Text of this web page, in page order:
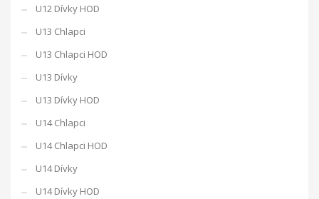
U12 Dívky HOD
U13 Chlapci
U13 Chlapci HOD
U13 Dívky
U13 Dívky HOD
U14 Chlapci
U14 Chlapci HOD
U14 Dívky
U14 Dívky HOD